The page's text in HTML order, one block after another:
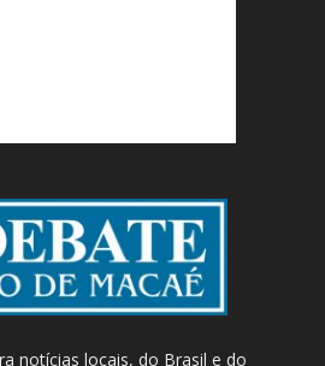
notícias locais, do Brasil e do